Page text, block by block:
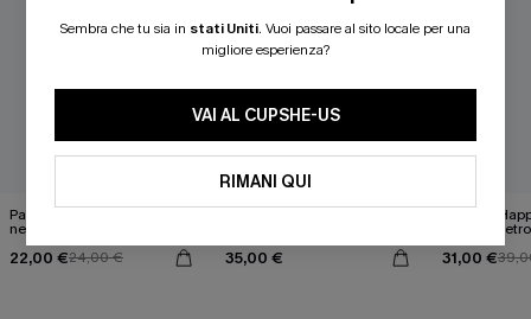
Pareo midi con lacci laterali
neri
22,00 €24,00 €
Flower
35,00 €
Release
lacci sul
bassa
31,00 €
Sembra che tu sia in stati Uniti. Vuoi passare al sito locale per una
migliore esperienza?
VAI AL CUPSHE-US
RIMANI QUI